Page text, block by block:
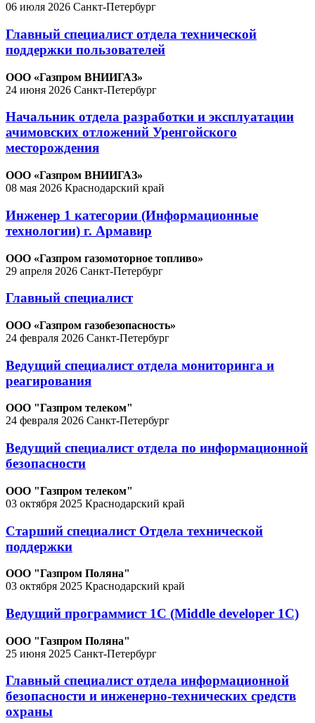
06 июля 2026 Санкт-Петербург
Главный специалист отдела технической
поддержки пользователей
ООО «Газпром ВНИИГАЗ»
24 июня 2026 Санкт-Петербург
Начальник отдела разработки и эксплуатации
ачимовских отложений Уренгойского
месторождения
ООО «Газпром ВНИИГАЗ»
08 мая 2026 Краснодарский край
Инженер 1 категории (Информационные
технологии) г. Армавир
ООО «Газпром газомоторное топливо»
29 апреля 2026 Санкт-Петербург
Главный специалист
ООО «Газпром газобезопасность»
24 февраля 2026 Санкт-Петербург
Ведущий специалист отдела мониторинга и
реагирования
ООО "Газпром телеком"
24 февраля 2026 Санкт-Петербург
Ведущий специалист отдела по информационной
безопасности
ООО "Газпром телеком"
03 октября 2025 Краснодарский край
Старший специалист Отдела технической
поддержки
ООО "Газпром Поляна"
03 октября 2025 Краснодарский край
Ведущий программист 1С (Middle developer 1C)
ООО "Газпром Поляна"
25 июня 2025 Санкт-Петербург
Главный специалист отдела информационной
безопасности и инженерно-технических средств
охраны